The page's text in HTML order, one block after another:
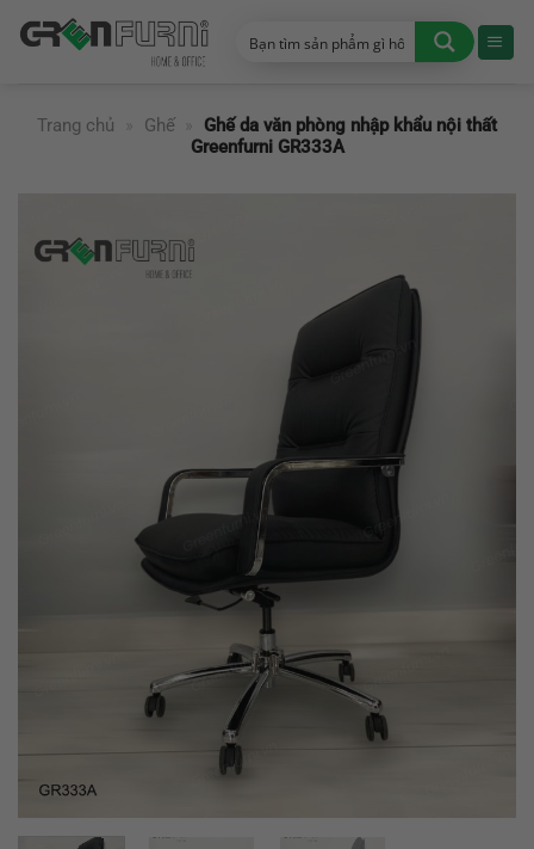
đến
Trang chủ
» Ghế »
Ghế da văn phòng nhập khẩu nội thất
Greenfurni GR333A